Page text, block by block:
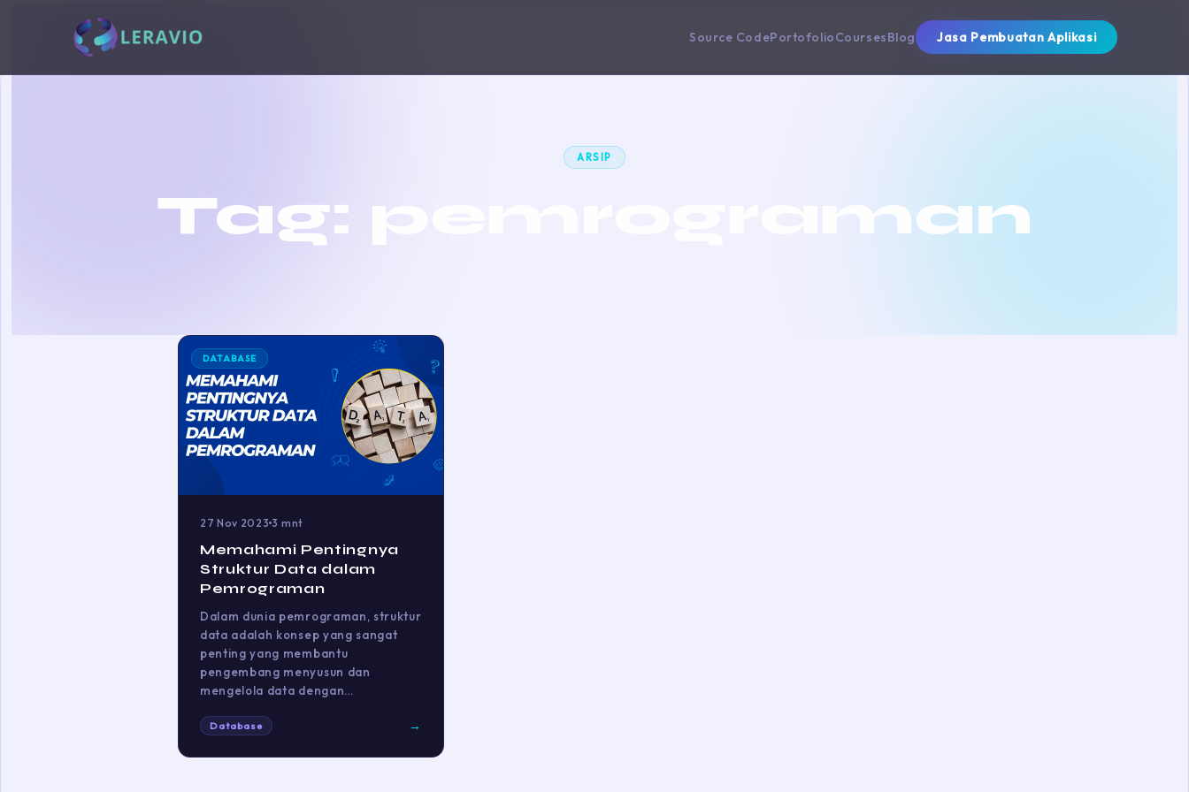
Source CodePortofolioCoursesBlog Jasa Pembuatan Aplikasi
ARSIP
Tag: pemrograman
DATABASE
27 Nov 2023 3 mnt
Memahami Pentingnya
Struktur Data dalam
Pemrograman
Dalam dunia pemrograman, struktur
data adalah konsep yang sangat
penting yang membantu
pengembang menyusun dan
mengelola data dengan…
Database →